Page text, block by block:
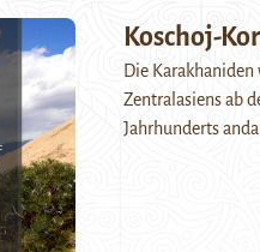
Koschoj-
Die
Zentralasiens ab
Jahrhunderts